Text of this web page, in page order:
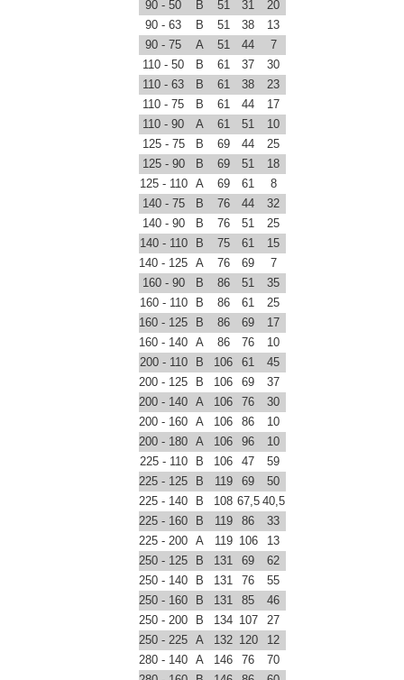
90 - 50 B 51 31
20
90 - 63
B 51 38
13
90 - 75
A 51 44
7
110 - 50
B 61 37
30
110 - 63
B 61 38
23
110 - 75
B 61 44
17
110 - 90
A 61 51
10
125 - 75
B 69 44
25
125 - 90
B 69 51
18
125 - 110
A 69 61
8
140 - 75
B 76 44
32
140 - 90
B 76 51
25
140 - 110
B 75 61
15
140 - 125 A 76 69
7
160 - 90
B 86 51
35
160 - 110
B 86 61
25
160 - 125
B 86 69
17
160 - 140 A 86 76
10
200 - 110
B 106 61
45
200 - 125
B 106 69
37
200 - 140 A 106 76
30
200 - 160 A 106 86
10
200 - 180 A 106 96
10
225 - 110
B 106 47
59
225 - 125
B 119 69
50
225 - 140
B 108 67,5 40,5
225 - 160
B 119 86
33
225 - 200 A 119 106
13
250 - 125
B 131 69
62
250 - 140
B 131 76
55
250 - 160
B 131 85
46
250 - 200
B 134 107
27
250 - 225 A 132 120
12
280 - 140 A 146 76
70